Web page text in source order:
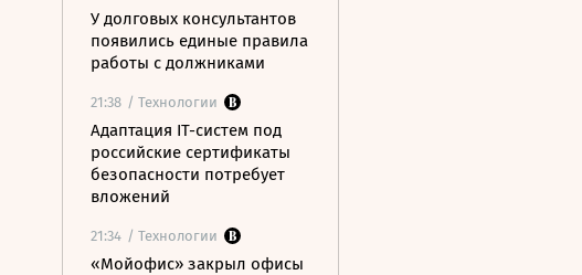
У долговых консультантов
появились единые правила
работы с должниками
21:38 / Технологии
Адаптация IT-систем под
российские сертификаты
безопасности потребует
вложений
21:34 / Технологии
«Мойофис» закрыл офисы